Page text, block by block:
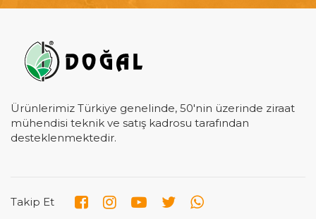
Ürünlerimiz Türkiye genelinde, 50'nin üzerinde ziraat
mühendisi teknik ve satış kadrosu tarafından
desteklenmektedir.
Takip Et